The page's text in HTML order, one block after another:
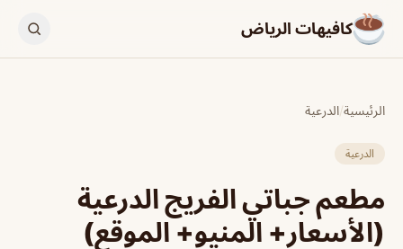
كافيهات الرياض
الرئيسية/الدرعية
الدرعية
مطعم جباتي الفريج الدرعية
(الأسعار+ المنيو+ الموقع)